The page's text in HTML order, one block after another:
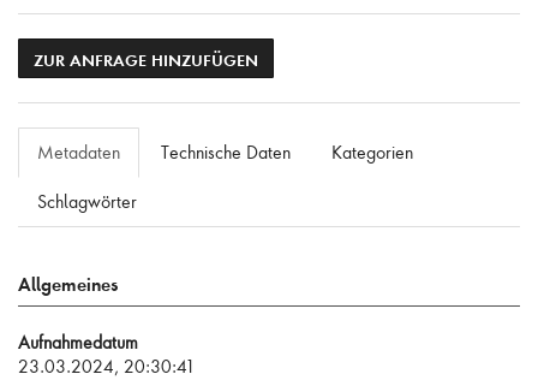
ZUR ANFRAGE HINZUFÜGEN
Metadaten Technische Daten Kategorien
Schlagwörter
Allgemeines
Aufnahmedatum
23.03.2024, 20:30:41